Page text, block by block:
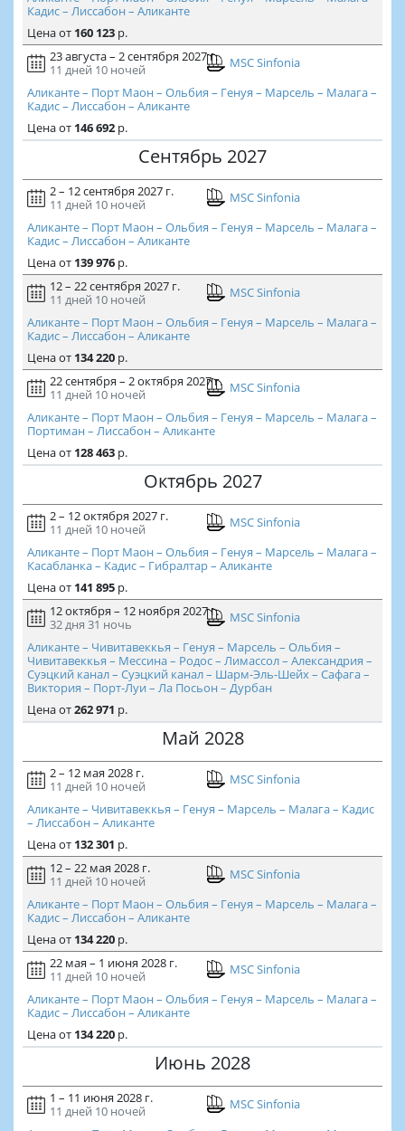
Кадис – Лиссабон – Аликанте
Ценаот 160 123р.
23 августа – 2 сентября 2027 г.
11 дней 10 ночей
MSC Sinfonia
Аликанте – Порт Маон – Ольбия – Генуя – Марсель – Малага –
Кадис – Лиссабон – Аликанте
Ценаот 146 692р.
Сентябрь 2027
2 – 12 сентября 2027 г.
11 дней 10 ночей
MSC Sinfonia
Аликанте – Порт Маон – Ольбия – Генуя – Марсель – Малага –
Кадис – Лиссабон – Аликанте
Ценаот 139 976р.
12 – 22 сентября 2027 г.
11 дней 10 ночей
MSC Sinfonia
Аликанте – Порт Маон – Ольбия – Генуя – Марсель – Малага –
Кадис – Лиссабон – Аликанте
Ценаот 134 220р.
22 сентября – 2 октября 2027 г.
11 дней 10 ночей
MSC Sinfonia
Аликанте – Порт Маон – Ольбия – Генуя – Марсель – Малага –
Портиман – Лиссабон – Аликанте
Ценаот 128 463р.
Октябрь 2027
2 – 12 октября 2027 г.
11 дней 10 ночей
MSC Sinfonia
Аликанте – Порт Маон – Ольбия – Генуя – Марсель – Малага –
Касабланка – Кадис – Гибралтар – Аликанте
Ценаот 141 895р.
12 октября – 12 ноября 2027 г.
32 дня 31 ночь
MSC Sinfonia
Аликанте – Чивитавеккья – Генуя – Марсель – Ольбия –
Чивитавеккья – Мессина – Родос – Лимассол – Александрия –
Суэцкий канал – Суэцкий канал – Шарм-Эль-Шейх – Сафага –
Виктория – Порт-Луи – Ла Посьон – Дурбан
Ценаот262 971 р.
Май 2028
2 – 12 мая 2028 г.
11 дней 10 ночей
MSC Sinfonia
Аликанте – Чивитавеккья – Генуя – Марсель – Малага – Кадис
– Лиссабон – Аликанте
Ценаот 132 301 р.
12 – 22 мая 2028 г.
11 дней 10 ночей
MSC Sinfonia
Аликанте – Порт Маон – Ольбия – Генуя – Марсель – Малага –
Кадис – Лиссабон – Аликанте
Ценаот 134 220р.
22 мая – 1 июня 2028 г.
11 дней 10 ночей
MSC Sinfonia
Аликанте – Порт Маон – Ольбия – Генуя – Марсель – Малага –
Кадис – Лиссабон – Аликанте
Ценаот 134 220р.
Июнь 2028
1 – 11 июня 2028 г.
11 дней 10 ночей
MSC Sinfonia